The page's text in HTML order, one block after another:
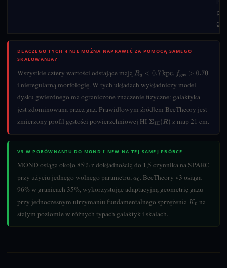
DLACZEGO TYCH 4 NIE MOŻNA NAPRAWIĆ ZA POMOCĄ SAMEGO
SKALOWANIA?
Wszystkie cztery wartości odstające mają Rd <0.7kpc , fgas >0.70
i nieregularną morfologię. W tych układach wykładniczy model
dysku gwiezdnego ma ograniczone znaczenie fizyczne: galaktyka
jest zdominowana przez gaz. Prawidłowym źródłem BeeTheory jest
zmierzony profil gęstości powierzchniowej HI ΣHI(R) z map 21 cm.
V3 W PORÓWNANIU DO MOND I NFW NA TEJ SAMEJ PRÓBCE
MOND osiąga około 85% z dokładnością do 1,5 czynnika na SPARC
przy użyciu jednego wolnego parametru,a0. BeeTheory v3 osiąga
96% w granicach 35%, wykorzystując adaptacyjną geometrię gazu
przy jednoczesnym utrzymaniu fundamentalnego sprzężenia K0 na
stałym poziomie w różnych typach galaktyk i skalach.